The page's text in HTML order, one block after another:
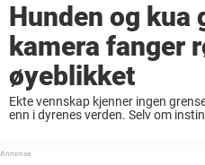
Hunden og kua
kamera fanger
øyeblikket
Ekte vennskap kjenner ingen
enn i dyrenes verden. Selv om